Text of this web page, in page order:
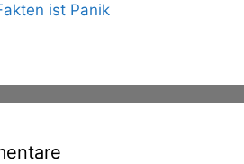
ist Panik